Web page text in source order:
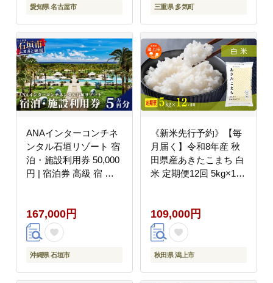
量 愛知県 名古屋市
愛知県 名古屋市
ーキ 松阪牛 牛肉 ステ
松阪牛 ステーキ 冷凍
三重県 松阪市 松阪牛
シャトーブリアン 三重
県 多気町 SS-15
三重県 多気町
ANAインターコンチネ
ンタル石垣リゾート 宿
泊・施設利用券 50,000
円 | 宿泊券 高級 宿 ホ
沖縄県 沖縄 石垣 石垣
島 石垣市 ふるさと納税
167,000円
沖縄県 石垣市
《新米先行予約》【毎
月届く】令和8年産 秋
田県産あきたこまち 白
米 定期便12回 5kg×12
109,000円
秋田県 潟上市